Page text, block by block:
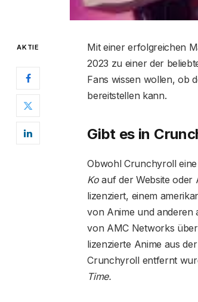
AKTIE Mit einer erfolgreichen
2023 zu einer der
Fans wissen wollen, ob
bereitstellen kann.
Gibt es in
Obwohl Crunchyroll
Koauf der Website oder
lizenziert, einem
von Anime und anderen
von AMC Networks
lizenzierte Anime aus
Crunchyroll entfernt
Time.